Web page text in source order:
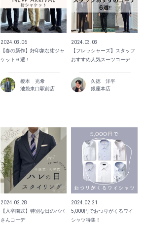
2024.03.06
【春の新作】好印象な紺ジャ
ケット６選！
榎本 光希
池袋東口駅前店
2024.03.03
【フレッシャーズ】スタッフ
おすすめ人気スーツコーデ
久徳 洋平
銀座本店
2024.02.28
【入卒園式】特別な日のパパ
さんコーデ
2024.02.21
5,000円でおつりがくるワイ
シャツ特集！